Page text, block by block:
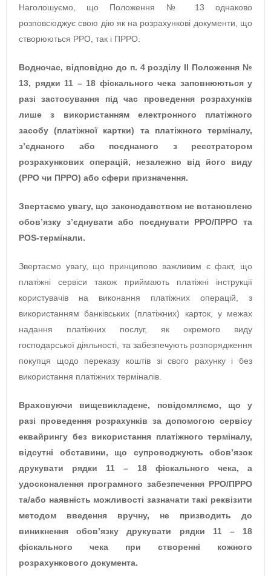
Наголошуємо, що Положення № 13 однаково
розповсюджує свою дію як на розрахункові документи, що
створюються РРО, так і ПРРО.
Водночас, відповідно до п. 4 розділу ІІ Положення №
13, рядки 11 – 18 фіскального чека заповнюються у
разі застосування під час проведення розрахунків
лише з використанням електронного платіжного
засобу (платіжної картки) та платіжного терміналу,
з’єднаного або поєднаного з реєстратором
розрахункових операцій, незалежно від його виду
(РРО чи ПРРО) або сфери призначення.
Звертаємо увагу, що законодавcтвом не встановлено
обов’язку з’єднувати або поєднувати РРО/ПРРО та
POS-термінали.
Звертаємо увагу, що принципово важливим є факт, що
платіжні сервіси також приймають платіжні інструкції
користувачів на виконання платіжних операцій, з
використанням банківських (платіжних) карток, у межах
надання платіжних послуг, як окремого виду
господарської діяльності, тa забезпечують розпорядження
покупця щодо переказу коштів зі свого рахунку і без
використання платіжних терміналів.
Враховуючи вищевикладене, повідомляємо, що у
разі проведення розрахунків за допомогою сервісу
еквайрингу без використання платіжного терміналу,
відсутні обставини, що супроводжують обов’язок
друкувати рядки 11 – 18 фіскального чека, а
удосконалення програмного забезпечення РРО/ПРРО
та/або наявність можливості зазначати такі реквізити
методом введення вручну, не призводить до
виникнення обов’язку друкувати рядки 11 – 18
фіскального чека при створенні кожного
розрахункового документа.